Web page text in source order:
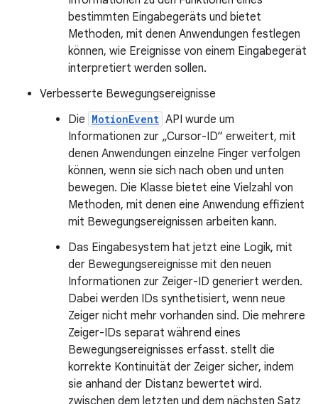
bestimmten Eingabegeräts und bietet
Methoden, mit denen Anwendungen festlegen
können, wie Ereignisse von einem Eingabegerät
interpretiert werden sollen.
Verbesserte Bewegungsereignisse
Die MotionEvent API wurde um
Informationen zur „Cursor-ID“ erweitert, mit
denen Anwendungen einzelne Finger verfolgen
können, wenn sie sich nach oben und unten
bewegen. Die Klasse bietet eine Vielzahl von
Methoden, mit denen eine Anwendung effizient
mit Bewegungsereignissen arbeiten kann.
Das Eingabesystem hat jetzt eine Logik, mit
der Bewegungsereignisse mit den neuen
Informationen zur Zeiger-ID generiert werden.
Dabei werden IDs synthetisiert, wenn neue
Zeiger nicht mehr vorhanden sind. Die mehrere
Zeiger-IDs separat während eines
Bewegungsereignisses erfasst. stellt die
korrekte Kontinuität der Zeiger sicher, indem
sie anhand der Distanz bewertet wird.
zwischen dem letzten und dem nächsten Satz